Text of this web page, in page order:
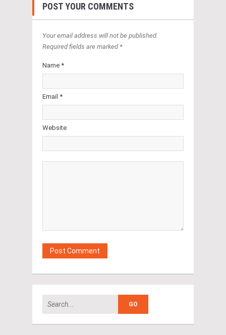
POST YOUR COMMENTS
Your email address will not be published.
Required fields are marked *
Name *
Email *
Website